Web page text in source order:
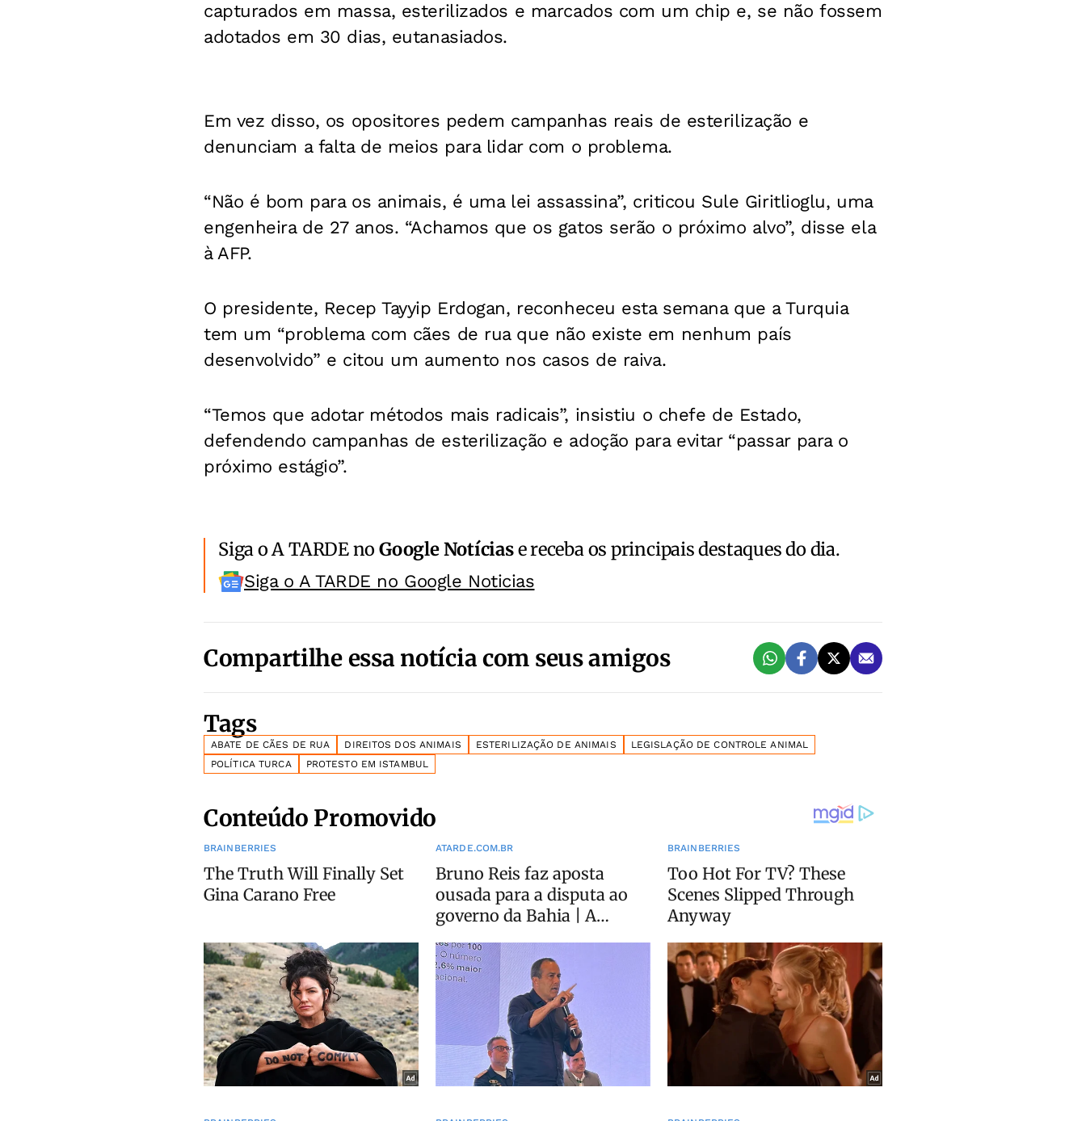
capturados em massa, esterilizados e marcados com um chip e, se não fossem
adotados em 30 dias, eutanasiados.
Em vez disso, os opositores pedem campanhas reais de esterilização e
denunciam a falta de meios para lidar com o problema.
“Não é bom para os animais, é uma lei assassina”, criticou Sule Giritlioglu, uma
engenheira de 27 anos. “Achamos que os gatos serão o próximo alvo”, disse ela
à AFP.
O presidente, Recep Tayyip Erdogan, reconheceu esta semana que a Turquia
tem um “problema com cães de rua que não existe em nenhum país
desenvolvido” e citou um aumento nos casos de raiva.
“Temos que adotar métodos mais radicais”, insistiu o chefe de Estado,
defendendo campanhas de esterilização e adoção para evitar “passar para o
próximo estágio”.
Siga o A TARDE noGoogle Notíciase receba os principais destaques do dia.
Siga o A TARDE no Google Noticias
Compartilhe essa notícia com seus amigos
Tags
ABATE DE CÃES DE RUA DIREITOS DOS ANIMAIS ESTERILIZAÇÃO DE ANIMAIS
LEGISLAÇÃO DE CONTROLE ANIMAL
POLÍTICA TURCA
PROTESTO EM ISTAMBUL